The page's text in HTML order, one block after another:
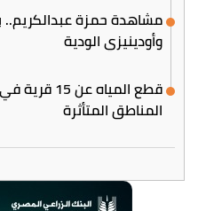
مشاهدة حمزة عبدالكريم..
وأودينيزي الودية
قطع المياه
المناطق المتأثرة